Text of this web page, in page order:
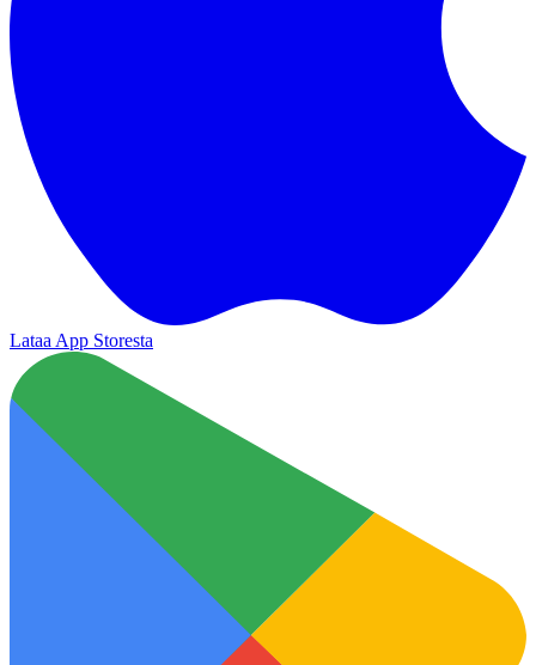
Lataa App Storesta